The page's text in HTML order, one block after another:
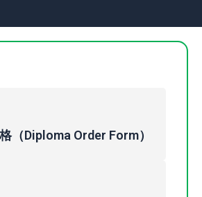
（Diploma Order Form）